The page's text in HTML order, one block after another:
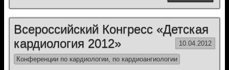
Всероссийский Конгресс «Детская
кардиология 2012»
10.04.2012
Конференции по кардиологии, по кардиоангиологии